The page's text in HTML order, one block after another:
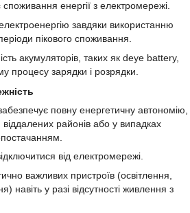
енергії з електромережі.
завдяки використанню
пікового споживання.
акумуляторів, таких як deye battery,
процесу зарядки і розрядки.
повну енергетичну автономію,
районів або у випадках
від електромережі.
важливих пристроїв (освітлення,
навіть у разі відсутності живлення з